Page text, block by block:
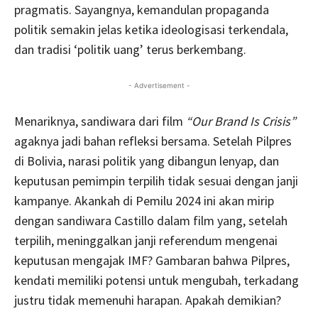
pragmatis. Sayangnya, kemandulan propaganda
politik semakin jelas ketika ideologisasi terkendala,
dan tradisi ‘politik uang’ terus berkembang.
- Advertisement -
Menariknya, sandiwara dari film “Our Brand Is Crisis”
agaknya jadi bahan refleksi bersama. Setelah Pilpres
di Bolivia, narasi politik yang dibangun lenyap, dan
keputusan pemimpin terpilih tidak sesuai dengan janji
kampanye. Akankah di Pemilu 2024 ini akan mirip
dengan sandiwara Castillo dalam film yang, setelah
terpilih, meninggalkan janji referendum mengenai
keputusan mengajak IMF? Gambaran bahwa Pilpres,
kendati memiliki potensi untuk mengubah, terkadang
justru tidak memenuhi harapan. Apakah demikian?